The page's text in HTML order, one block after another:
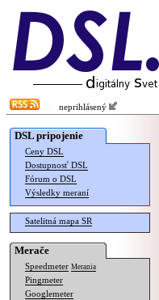
neprihlásený
DSL pripojenie
Ceny DSL
Dostupnosť DSL
Fórum o DSL
Výsledky meraní
Satelitná mapa SR
Merače
Speedmeter Merania
Pingmeter
Googlemeter